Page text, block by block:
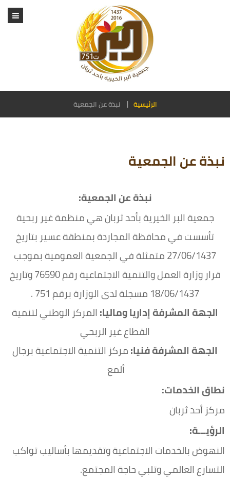
الرئيسية نبذة عن الجمعية
نبذة عن الجمعية
نبذة عن الجمعية:
جمعية البر الخيرية بأحد ثربان هي منظمة غير ربحية
تأسست في محافظة المجاردة بمنطقة عسير بتاريخ
27/06/1437 متمثلة في الجمعية العمومية بموجب
قرار وزارة العمل والتنمية الاجتماعية رقم 76590 وتاريخ
18/06/1437 مسجلة لدى الوزارة برقم 751 .
الجهة المشرفة إداريا وماليا: المركز الوطني لتنمية
القطاع غير الربحي
الجهة المشرفة فنيا:مركز التنمية الاجتماعية برجال
ألمع
نطاق الخدمات:
مركز أحد ثربان
الرؤيـــة:
النهوض بالخدمات الاجتماعية وتقديمها بأساليب تواكب
التسارع العالمي وتلبي حاجة المجتمع.